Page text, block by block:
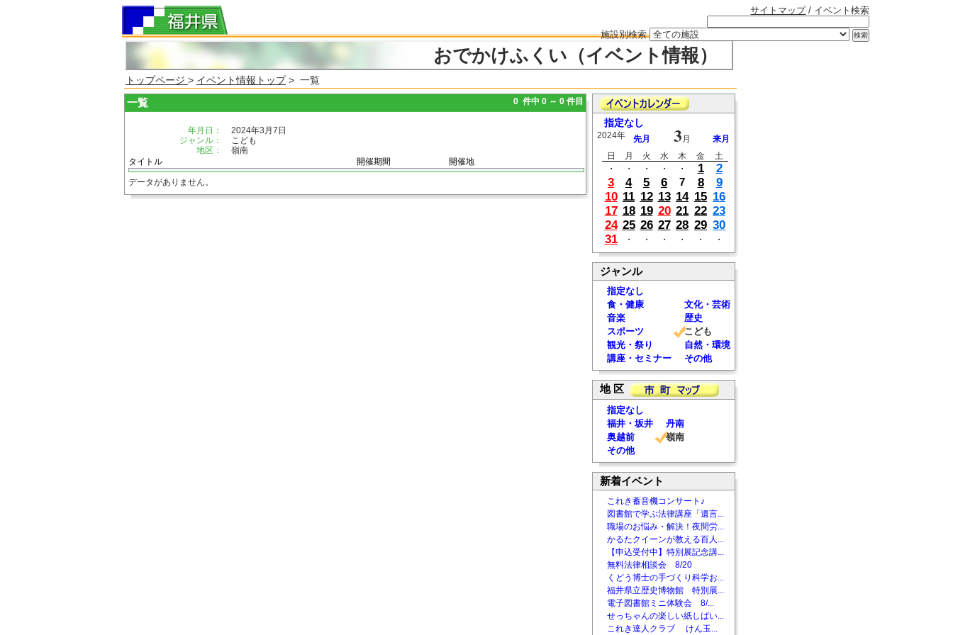
サイトマップ/ イベント検索
施設別検索
おでかけふくい（イベント情報）
トップページ > イベント情報トップ> 一覧
一覧 0 件中 0 ～ 0 件目
年月日：
2024年3月7日
ジャンル：
こども
地区：
嶺南
タイトル
開催期間 開催地
データがありません。
指定なし
2024年 先月 3 月
来月
日
月 火 水 木 金
土
・
・ ・ ・ ・ 1
2
3
4 5 6 7 8
9
10 11 12 13 14 15 16
17 18 19 20 21 22 23
24 25 26 27 28 29 30
31
・ ・ ・ ・ ・ ・
ジャンル
指定なし
食・健康
文化・芸術
音楽
歴史
スポーツ
こども
観光・祭り
自然・環境
講座・セミナー
その他
地 区
指定なし
福井・坂井
丹南
奥越前
嶺南
その他
新着イベント
これき蓄音機コンサート♪
図書館で学ぶ法律講座「遺言...
職場のお悩み・解決！夜間労...
かるたクイーンが教える百人...
【申込受付中】特別展記念講...
無料法律相談会 8/20
くどう博士の手づくり科学お...
福井県立歴史博物館 特別展...
電子図書館ミニ体験会 8/...
せっちゃんの楽しい紙しばい...
これき達人クラブ けん玉...